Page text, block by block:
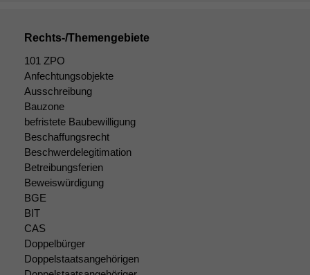
Rechts-/Themengebiete
101 ZPO
Anfechtungsobjekte
Ausschreibung
Bauzone
befristete Baubewilligung
Beschaffungsrecht
Beschwerdelegitimation
Betreibungsferien
Beweiswürdigung
BGE
BIT
CAS
Doppelbürger
Doppelstaatsangehörigen